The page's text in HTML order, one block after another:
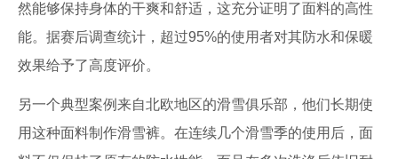
然能够保持身体的干爽和舒适，这充分证明了面料的高性
能。据赛后调查统计，超过95%的使用者对其防水和保暖
效果给予了高度评价。
另一个典型案例来自北欧地区的滑雪俱乐部，他们长期使
用这种面料制作滑雪裤。在连续几个滑雪季的使用后，面